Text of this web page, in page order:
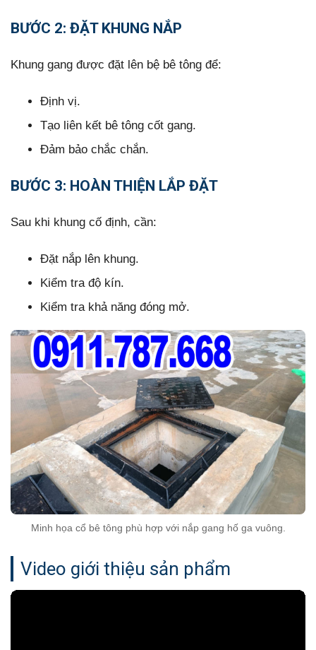
BƯỚC 2: ĐẶT KHUNG NẮP
Khung gang được đặt lên bệ bê tông để:
Định vị.
Tạo liên kết bê tông cốt gang.
Đảm bảo chắc chắn.
BƯỚC 3: HOÀN THIỆN LẮP ĐẶT
Sau khi khung cố định, cần:
Đặt nắp lên khung.
Kiểm tra độ kín.
Kiểm tra khả năng đóng mở.
Minh họa cổ bê tông phù hợp với nắp gang hố ga vuông.
Video giới thiệu sản phẩm